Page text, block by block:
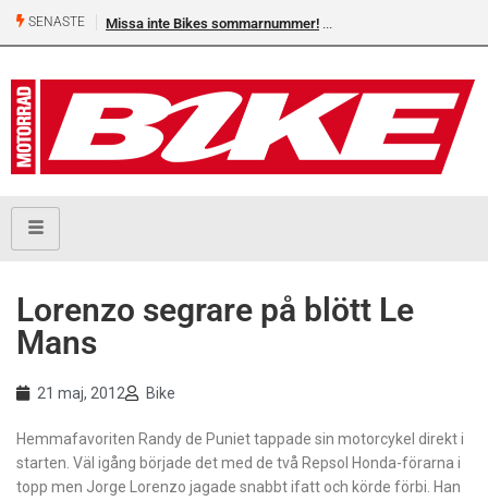
SENASTE Missa inte Bikes sommarnummer!
Lorenzo segrare på blött Le
Mans
21 maj, 2012 Bike
Hemmafavoriten Randy de Puniet tappade sin motorcykel direkt i
starten. Väl igång började det med de två Repsol Honda-förarna i
topp men Jorge Lorenzo jagade snabbt ifatt och körde förbi. Han